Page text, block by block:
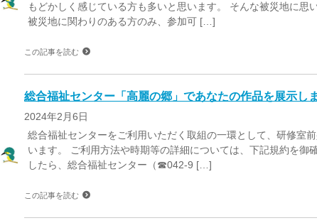
もどかしく感じている方も多いと思います。 そんな被災地に思
被災地に関わりのある方のみ、参加可 […]
この記事を読む
総合福祉センター「高麗の郷」であなたの作品を展示し
2024年2月6日
総合福祉センターをご利用いただく取組の一環として、研修室
います。 ご利用方法や時期等の詳細については、下記規約を御
したら、総合福祉センター（☎042-9 […]
この記事を読む